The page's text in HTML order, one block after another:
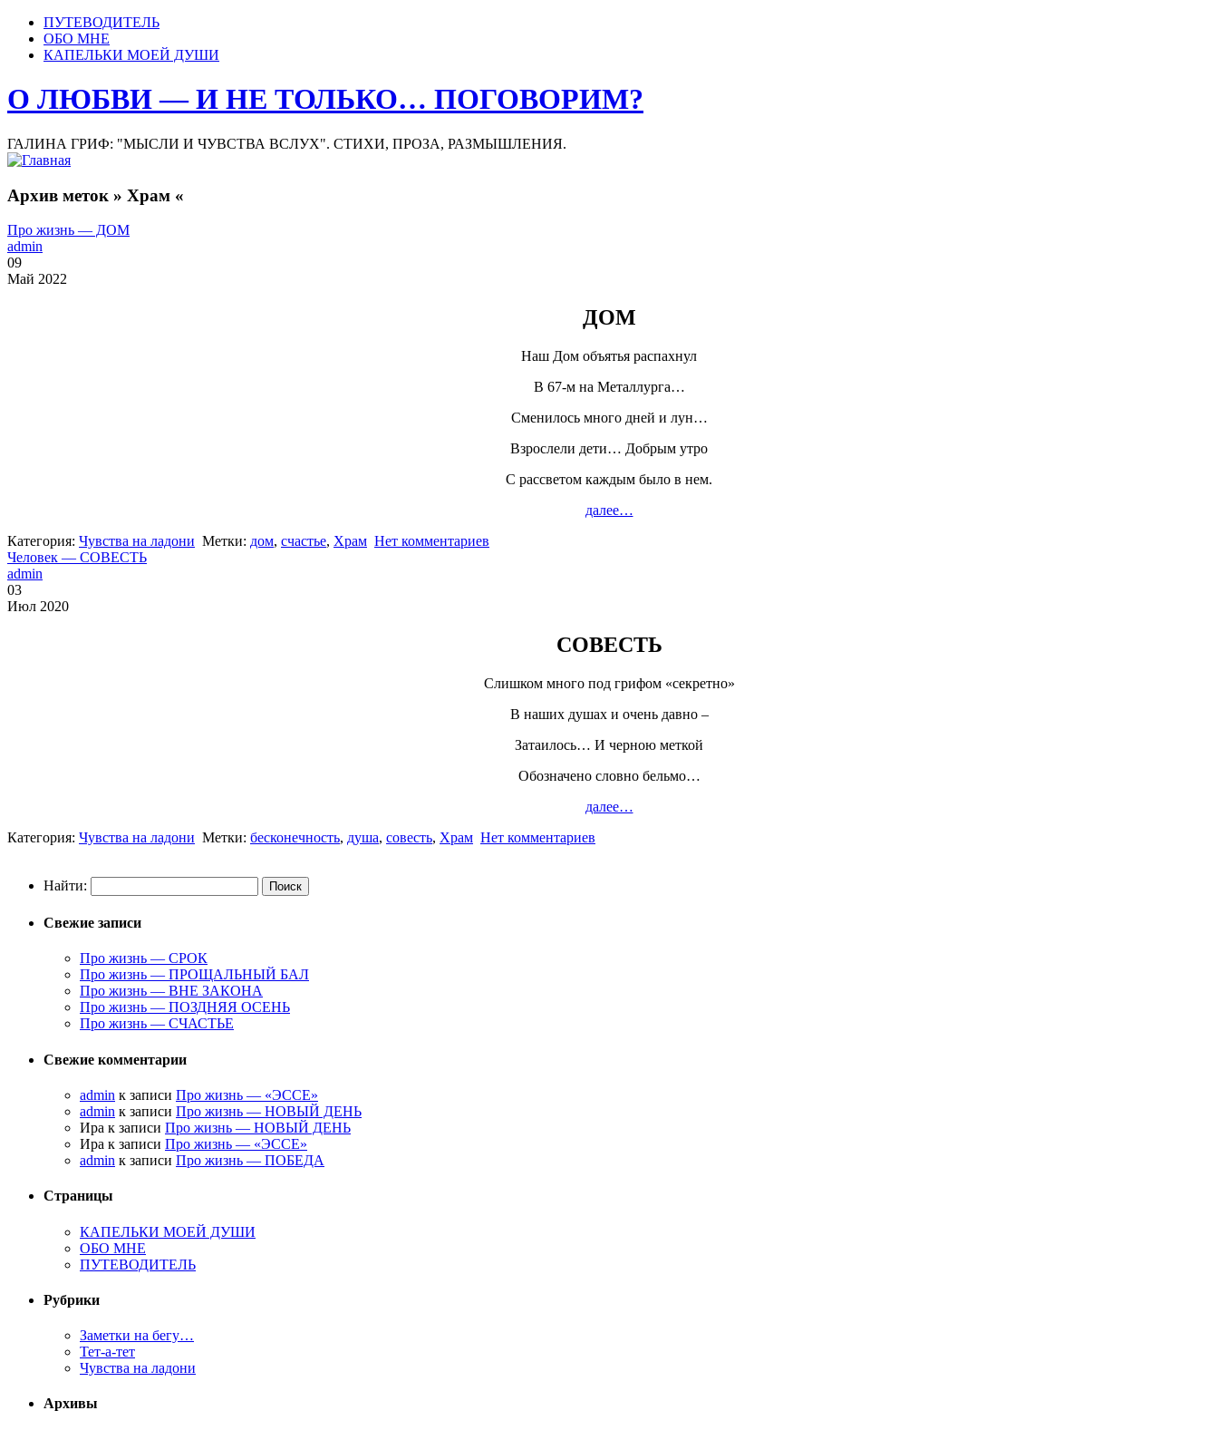
ПУТЕВОДИТЕЛЬ
ОБО МНЕ
КАПЕЛЬКИ МОЕЙ ДУШИ
О ЛЮБВИ — И НЕ ТОЛЬКО… ПОГОВОРИМ?
ГАЛИНА ГРИФ: "МЫСЛИ И ЧУВСТВА ВСЛУХ". СТИХИ, ПРОЗА, РАЗМЫШЛЕНИЯ.
Архив меток » Храм «
Про жизнь — ДОМ
admin
09
Май 2022
ДОМ
Наш Дом объятья распахнул
В 67-м на Металлурга…
Сменилось много дней и лун…
Взрослели дети… Добрым утро
С рассветом каждым было в нем.
далее…
Категория: Чувства на ладони Метки: дом, счастье, Храм Нет комментариев
Человек — СОВЕСТЬ
admin
03
Июл 2020
СОВЕСТЬ
Слишком много под грифом «секретно»
В наших душах и очень давно –
Затаилось… И черною меткой
Обозначено словно бельмо…
далее…
Категория: Чувства на ладони Метки: бесконечность, душа, совесть, Храм Нет комментариев
Найти:
Свежие записи
Про жизнь — СРОК
Про жизнь — ПРОЩАЛЬНЫЙ БАЛ
Про жизнь — ВНЕ ЗАКОНА
Про жизнь — ПОЗДНЯЯ ОСЕНЬ
Про жизнь — СЧАСТЬЕ
Свежие комментарии
admin к записи Про жизнь — «ЭССЕ»
admin к записи Про жизнь — НОВЫЙ ДЕНЬ
Ира к записи Про жизнь — НОВЫЙ ДЕНЬ
Ира к записи Про жизнь — «ЭССЕ»
admin к записи Про жизнь — ПОБЕДА
Страницы
КАПЕЛЬКИ МОЕЙ ДУШИ
ОБО МНЕ
ПУТЕВОДИТЕЛЬ
Рубрики
Заметки на бегу…
Тет-а-тет
Чувства на ладони
Архивы